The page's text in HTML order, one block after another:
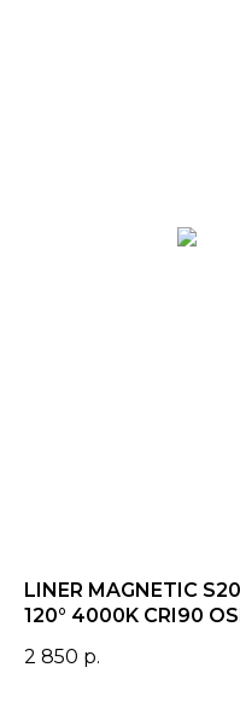
LINER MAGNETIC
120° 4000K CRI90
L600хW22хH45mm
2 850 р.